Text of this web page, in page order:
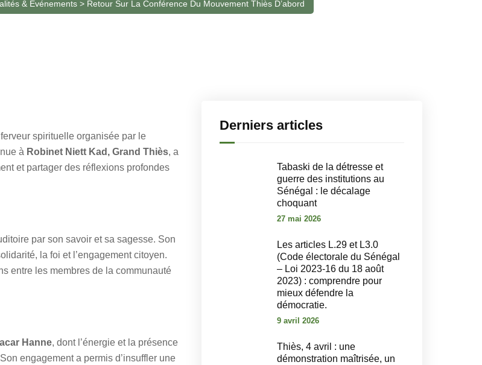
& Événements > Retour Sur La Conférence Du Mouvement Thiès D’abord
spirituelle organisée par le
à Robinet Niett Kad, Grand Thiès, a
et partager des réflexions profondes
par son savoir et sa sagesse. Son
la foi et l’engagement citoyen.
entre les membres de la communauté
Hanne, dont l’énergie et la présence
engagement a permis d’insuffler une
Derniers articles
Tabaski de la détresse et
guerre des institutions au
Sénégal : le décalage
choquant
27 mai 2026
Les articles L.29 et L3.0
(Code électorale du Sénégal
– Loi 2023-16 du 18 août
2023) : comprendre pour
mieux défendre la
démocratie.
9 avril 2026
‎Thiès, 4 avril : une
démonstration maîtrisée, un